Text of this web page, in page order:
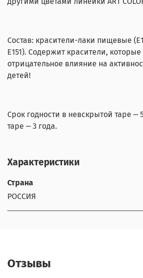
Состав: красители-лаки пищевые
Е151). Содержит красители,
отрицательное влияние на
детей!
Срок годности в невскрытой таре ‒
таре ‒ 3 года.
Характеристики
Страна
РОССИЯ
Отзывы